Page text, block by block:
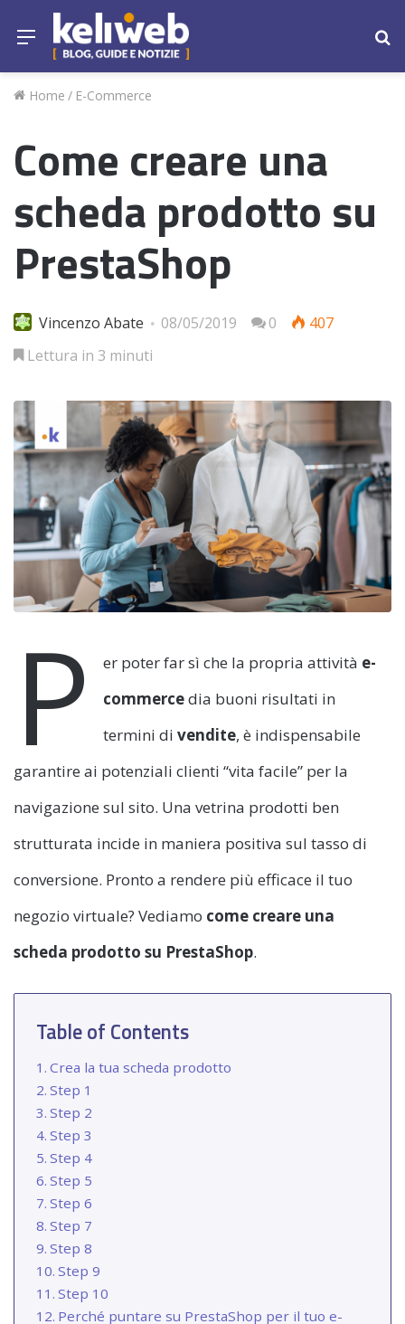
Menu
Home / E-Commerce
Come creare una
scheda prodotto su
PrestaShop
Vincenzo Abate 08/05/2019 0
407
Lettura in 3 minuti
P er poter far sì che la propria attività e-
commercedia buoni risultati in
termini divendite, è indispensabile
garantire ai potenziali clienti “vita facile” per la
navigazione sul sito. Una vetrina prodotti ben
strutturata incide in maniera positiva sul tasso di
conversione. Pronto a rendere più efficace il tuo
negozio virtuale? Vediamo come creare una
scheda prodotto su PrestaShop.
Table of Contents
Crea la tua scheda prodotto
Step 1
Step 2
Step 3
Step 4
Step 5
Step 6
Step 7
Step 8
Step 9
Step 10
Perché puntare su PrestaShop per il tuo e-